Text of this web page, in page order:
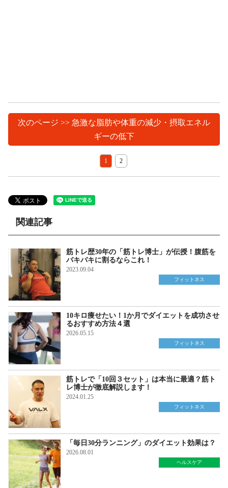
次のページ >> 急激な脂肪や体重の減少・摂取エネル
ギーの低下
1 2
関連記事
筋トレ歴30年の「筋トレ博士」が伝授！腹筋を
バキバキに割るならこれ！
2023.09.04
フィットネス
10キロ痩せたい！1か月でダイエットを成功させ
るおすすめ方法４選
2026.05.15
フィットネス
筋トレで「10回３セット」は本当に最適？筋ト
レ博士が徹底解説します！
2024.01.25
フィットネス
「毎日30分ランニング」のダイエット効果は？
2026.08.01
ヘルスケア